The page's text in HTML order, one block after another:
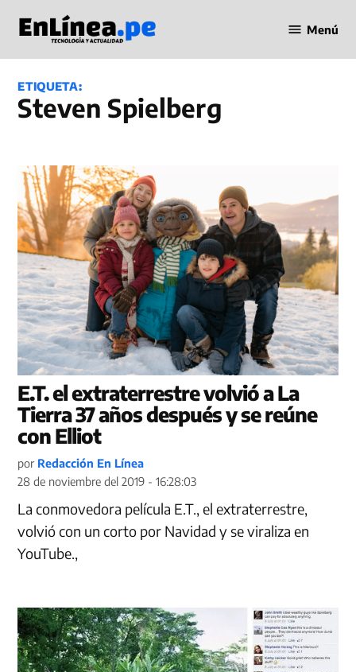
contenido
en Línea
Menú
ETIQUETA:
Steven Spielberg
E.T. el extraterrestre volvió a La
Tierra 37 años después y se reúne
con Elliot
por Redacción En Línea
28 de noviembre del 2019 - 16:28:03
La conmovedora película E.T., el extraterrestre,
volvió con un corto por Navidad y se viraliza en
YouTube.,